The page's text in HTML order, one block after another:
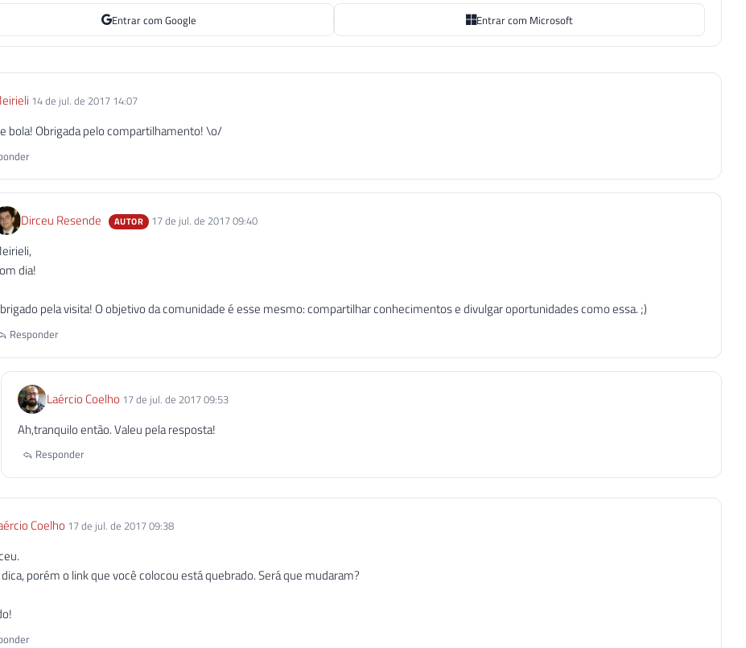
Entrar com Google Entrar com Microsoft
14 de jul. de 2017 14:07
bola! Obrigada pelo compartilhamento! \o/
Dirceu Resende AUTOR 17 de jul. de 2017 09:40
dia!
pela visita! O objetivo da comunidade é esse mesmo: compartilhar conhecimentos e divulgar oportunidades como essa. ;)
Responder
Laércio Coelho 17 de jul. de 2017 09:53
Ah,tranquilo então. Valeu pela resposta!
Responder
Coelho 17 de jul. de 2017 09:38
porém o link que você colocou está quebrado. Será que mudaram?